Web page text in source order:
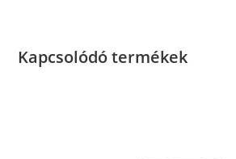
Kapcsolódó termékek